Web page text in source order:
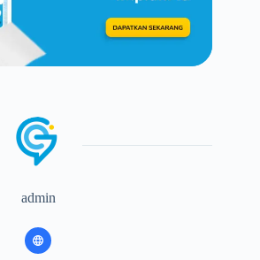
admin